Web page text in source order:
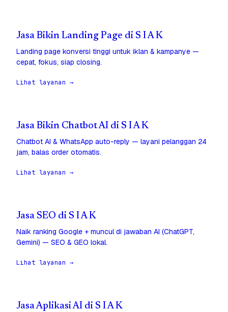
Jasa Bikin Landing Page di S I A K
Landing page konversi tinggi untuk iklan & kampanye —
cepat, fokus, siap closing.
Lihat layanan →
Jasa Bikin Chatbot AI di S I A K
Chatbot AI & WhatsApp auto-reply — layani pelanggan 24
jam, balas order otomatis.
Lihat layanan →
Jasa SEO di S I A K
Naik ranking Google + muncul di jawaban AI (ChatGPT,
Gemini) — SEO & GEO lokal.
Lihat layanan →
Jasa Aplikasi AI di S I A K